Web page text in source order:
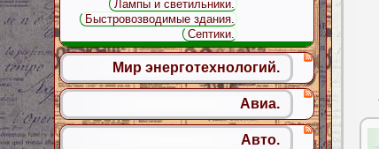
Лампы и светильники.
Быстровозводимые здания.
Септики.
Мир энерготехнологий.
Авиа.
Авто.